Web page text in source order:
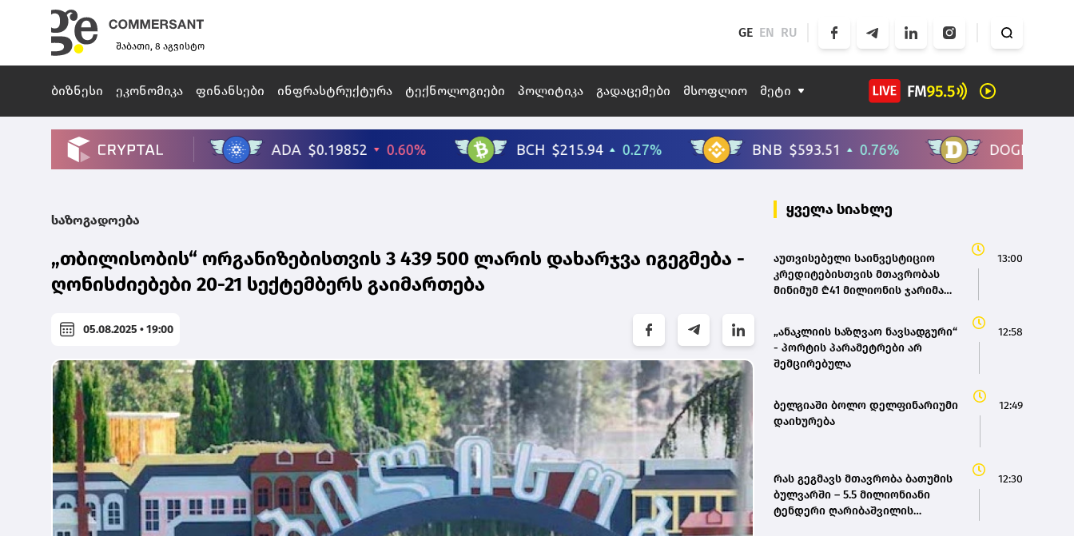
შაბათი, 8 აგვისტო
GE EN RU
ბიზნესი ეკონომიკა ფინანსები ინფრასტრუქტურა ტექნოლოგიები პოლიტიკა გადაცემები მსოფლიო მეტი
საზოგადოება
„თბილისობის“ ორგანიზებისთვის 3 439 500 ლარის დახარჯვა იგეგმება -
ღონისძიებები 20-21 სექტემბერს გაიმართება
05.08.2025 • 19:00
ყველა სიახლე
აუთვისებელი საინვესტიციო
კრედიტებისთვის მთავრობას
მინიმუმ ₾41 მილიონის ჯარიმა
13:00
„ანაკლიის საზღვაო ნავსადგური“
- პორტის პარამეტრები არ
შემცირებულა
12:58
ბელგიაში ბოლო დელფინარიუმი
დაიხურება
12:49
რას გეგმავს მთავრობა ბათუმის
ბულვარში – 5.5 მილიონიანი
ტენდერი ღარიბაშვილის
12:30